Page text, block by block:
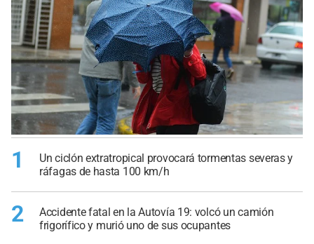
1
Un ciclón extratropical provocará tormentas severas y
ráfagas de hasta 100 km/h
2
Accidente fatal en la Autovía 19: volcó un camión
frigorífico y murió uno de sus ocupantes